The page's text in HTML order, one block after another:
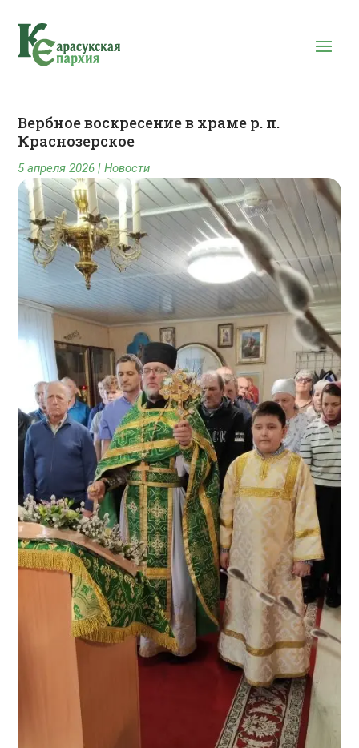
Вербное воскресение в храме р. п.
Краснозерское
5 апреля 2026 |Новости